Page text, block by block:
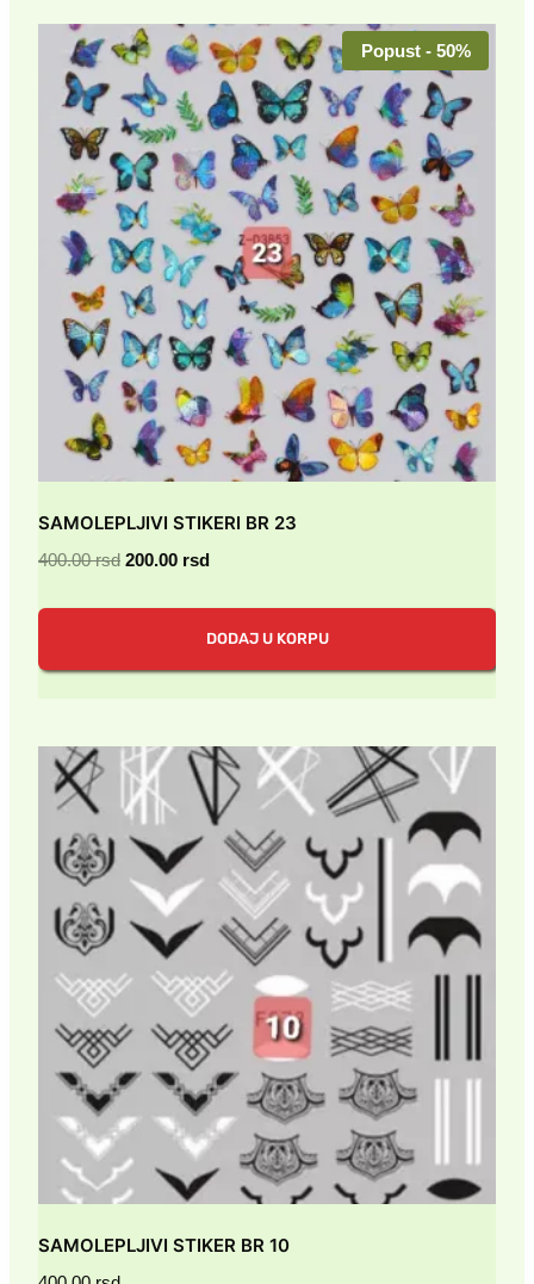
Popust - 50%
SAMOLEPLJIVI STIKERI BR 23
400.00rsd Originalna
400.00 rsd.
200.00 rsdTrenutna
200.00 rsd.
DODAJ U KORPU
SAMOLEPLJIVI STIKER BR 10